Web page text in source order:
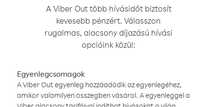
A Viber Out több hívásidőt biztosít
kevesebb pénzért. Válasszon
rugalmas, alacsony díjazású hívási
opcióink közül:
Egyenlegcsomagok
A Viber Out egyenleg hozzáadódik az egyenlegéhez,
amikor valamilyen összegben vásárol. A egyenleggel a